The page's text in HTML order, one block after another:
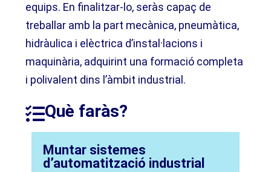
equips. En finalitzar-lo, seràs capaç de
treballar amb la part mecànica, pneumàtica,
hidràulica i elèctrica d’instal·lacions i
maquinària, adquirint una formació completa
i polivalent dins l’àmbit industrial.
Què faràs?
Muntar sistemes
d’automatització industrial